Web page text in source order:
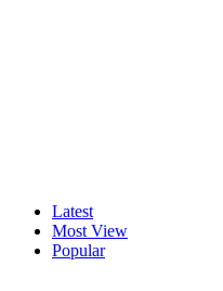
Latest
Most View
Popular